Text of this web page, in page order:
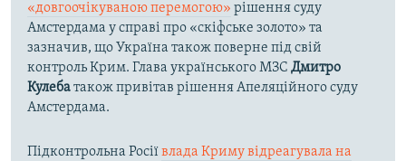
«довгоочікуваною перемогою» рішення суду
Амстердама у справі про «скіфське золото» та
зазначив, що Україна також поверне під свій
контроль Крим. Глава українського МЗС Дмитро
Кулебатакож привітав рішення Апеляційного суду
Амстердама.
Підконтрольна Росіївлада Криму відреагувала на